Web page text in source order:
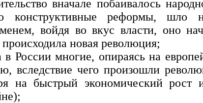
вначале побаивалось
конструктивные реформы, шло
войдя во вкус власти, оно
происходила новая революция;
России многие, опираясь на
вследствие чего произошли
на быстрый экономический рост